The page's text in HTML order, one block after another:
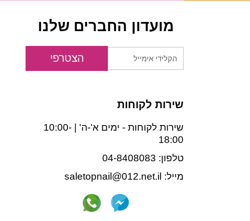
מועדון החברים שלנו
אימייל
הצטרפי
שירות לקוחות
שירות לקוחות - ימים א'-ה' | 10:00-
18:00
טלפון: 04-8408083
מייל: saletopnail@012.net.il